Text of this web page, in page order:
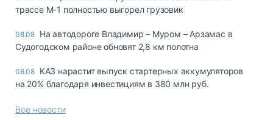
трассе М-1 полностью выгорел грузовик
08.08 На автодороге Владимир – Муром – Арзамас в
Судогодском районе обновят 2,8 км полотна
08.08 КАЗ нарастит выпуск стартерных аккумуляторов
на 20% благодаря инвестициям в 380 млн руб.
Все новости